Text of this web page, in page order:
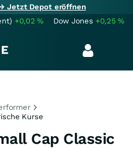
Jetzt Depot eröffnen
+0,02% Dow Jones +0,25%
Kurse
Cap Classic